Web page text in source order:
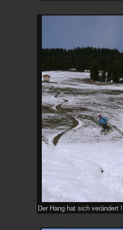
Der Hang hat sich verändert